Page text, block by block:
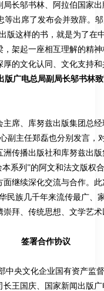
长邬书林、阿拉伯国家
等出席了发布会并致辞。
版这样的书，就是为了在
架起一座相互理解的精
的文化认同、文化支持
版广电总局副局长邬书林
席、库努兹出版集团总经
副主任郑磊也分别发言，
传播出版社和库努兹出
系列”的阿文和法文版权
继续深化交流与合作。
民族几千年来流传最广、
拜、传统思想、文学艺
签署合作协议
中央文化企业国有资产监
王国庆、国家新闻出版